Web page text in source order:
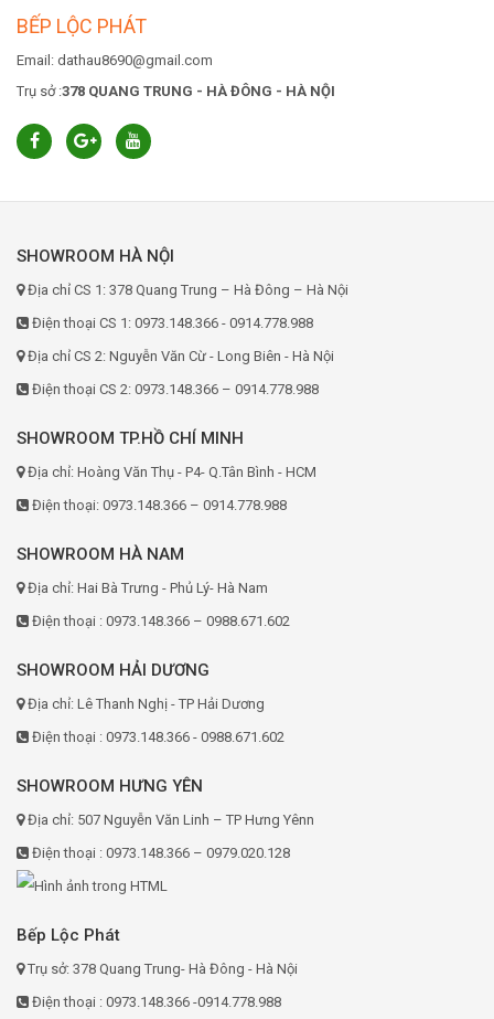
BẾP LỘC PHÁT
Email: dathau8690@gmail.com
Trụ sở :378 QUANG TRUNG - HÀ ĐÔNG - HÀ NỘI
SHOWROOM HÀ NỘI
Địa chỉ CS 1: 378 Quang Trung – Hà Đông – Hà Nội
Điện thoại CS 1: 0973.148.366 - 0914.778.988
Địa chỉ CS 2: Nguyễn Văn Cừ - Long Biên - Hà Nội
Điện thoại CS 2: 0973.148.366 – 0914.778.988
SHOWROOM TP.HỒ CHÍ MINH
Địa chỉ: Hoàng Văn Thụ - P4- Q.Tân Bình - HCM
Điện thoại: 0973.148.366 – 0914.778.988
SHOWROOM HÀ NAM
Địa chỉ: Hai Bà Trưng - Phủ Lý- Hà Nam
Điện thoại : 0973.148.366 – 0988.671.602
SHOWROOM HẢI DƯƠNG
Địa chỉ: Lê Thanh Nghị - TP Hải Dương
Điện thoại : 0973.148.366 - 0988.671.602
SHOWROOM HƯNG YÊN
Địa chỉ: 507 Nguyễn Văn Linh – TP Hưng Yênn
Điện thoại : 0973.148.366 – 0979.020.128
Bếp Lộc Phát
Trụ sở: 378 Quang Trung- Hà Đông - Hà Nội
Điện thoại : 0973.148.366 -0914.778.988